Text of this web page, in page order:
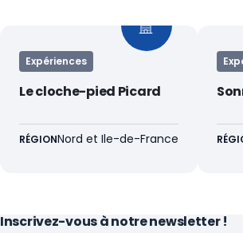
Expériences
Le cloche-pied Picard
RÉGIONNord et Ile-de-France
Inscrivez-vous à notre newsletter !